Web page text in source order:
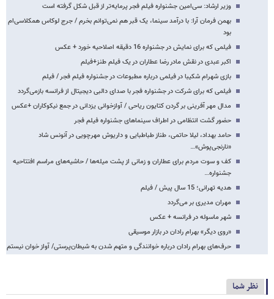
وزیر ارشاد: سی‌امین جشنواره فیلم فجر پرمایه‌تر از قبل شکل گرفته است
بهمن فرمان آرا: با درآمد سینما، یک قبر هم نمی‌توانم بخرم / جرج لوکاس همکلاسی‌ام
بود
فیلمی که برای نمایش در جشنواره 16 دقیقه اصلاحیه خورد + عکس
اکبر عبدی در نقش مادر رضا عطاران در یک فیلم طنز+فیلم
بازی شهرام شکیبا در فیلمی درباره مطبوعات در جشنواره فیلم فجر / فیلم
فیلمی که برای شرکت در جشنواره فجر با صدای دالبی دیجیتال از فرانسه بازمی‌گردد
مدال مهر آفرینی بر گردن کتایون ریاحی / آوازخوانی یزدانی در جمع نیکوکاران +عکس
حضور گشت انتظامی در اطراف سینما‌های جشنواره فیلم فجر
حامد بهداد، لیلا حاتمی، طناز طباطبایی و داریوش مهرچویی در آنونس شاد
«نارنجی‌پوش»…
کف و سوت مردم برای عطاران و زمانی از پشت میله‌ها / حاشیه‌های مراسم افتتاحیه
جشنواره…
هدیه تهرانی؛ 15 سال پیش / فیلم
مهران مدیری بر می‌گردد
شهر ماسوله در فرانسه + عکس
«روی دیگر» بهرام رادان در بازار موسیقی
حرف‌های بهرام رادان درباره خوانندگی و متهم شدن به شیطان‌پرستی/ آواز ‌خوان نیستم
نظر شما